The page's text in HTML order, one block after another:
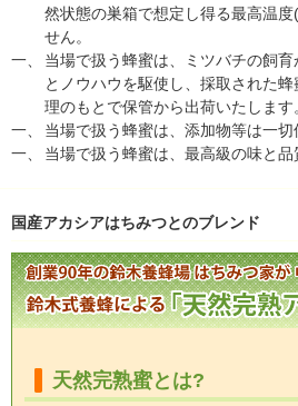
然状態の巣箱で想定し得る最高温
せん。
一、
当場で扱う蜂蜜は、ミツバチの飼
とノウハウを駆使し、採取された
理のもとで保管から出荷いたします
一、
当場で扱う蜂蜜は、添加物等は一切
一、
当場で扱う蜂蜜は、最高級の味と品
国産アカシアはちみつとのブレンド
天然完熟蜜とは?